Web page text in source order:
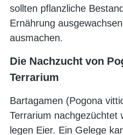
sollten pflanzliche
Ernährung
ausmachen.
Die Nachzucht von
Terrarium
Bartagamen (Pogona
Terrarium nachgezüchtet
legen Eier. Ein Gelege